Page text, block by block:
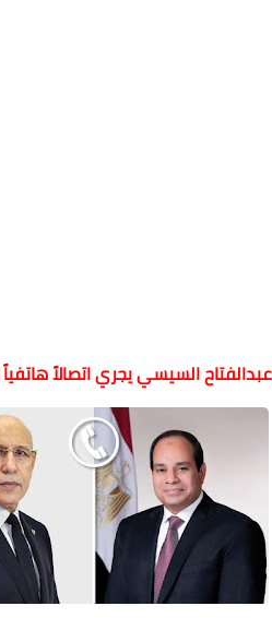
السيسي يجري اتصالاً